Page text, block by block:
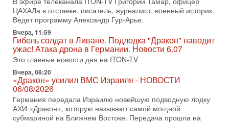
31-07-2026, 09:02
Битва за разоружение ХАМАСа - НОВОСТИ
31/07/2026
Сегодня президент США Дональд Трамп заявил о
достижении исторического соглашения о полном
разоружении ХАМАСа и других вооруженных группировок в
30-07-2026, 17:59
Иран доведет Трампа до крайних мер? Разбор и
оценка от военного обозревателя Давида Шарпа
Ситуация вокруг противостояния Ирана и США накаляется
с каждым днем. Почему Трамп в самый последний момент
отменил решение о нанесении тяжелых ударов
ЦАХАЛа в отставке, писатель, журналист, военный историк.
Ведет программу Александр Гур-Арье.
Вчера, 11:59
Гибель солдат в Ливане. Подлодка "Дракон" наводит
ужас! Атака дрона в Германии. Новости 6.07
Это главные новости дня на ITON-TV
Вчера, 08:20
«Дракон» усилил ВМС Израиля - НОВОСТИ
06/08/2026
Германия передала Израилю новейшую подводную лодку
АХИ «Дракон», которую называют самой мощной
субмариной на Ближнем Востоке. Передача прошла на